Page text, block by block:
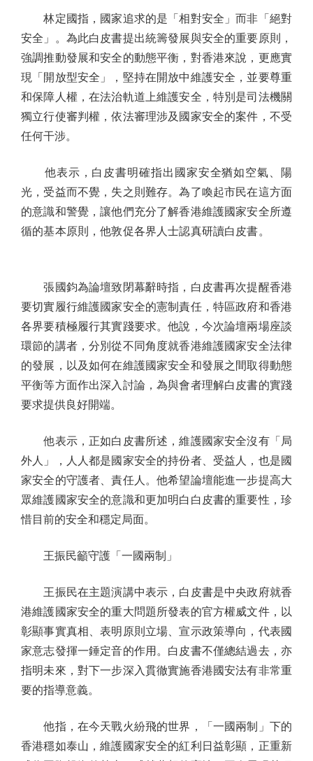
林定國指，國家追求的是「相對安全」而非「絕對
安全」。為此白皮書提出統籌發展與安全的重要原則，
強調推動發展和安全的動態平衡，對香港來說，更應實
現「開放型安全」，堅持在開放中維護安全，並要尊重
和保障人權，在法治軌道上維護安全，特別是司法機關
獨立行使審判權，依法審理涉及國家安全的案件，不受
任何干涉。
他表示，白皮書明確指出國家安全猶如空氣、陽
光，受益而不覺，失之則難存。為了喚起市民在這方面
的意識和警覺，讓他們充分了解香港維護國家安全所遵
循的基本原則，他敦促各界人士認真研讀白皮書。
張國鈞為論壇致閉幕辭時指，白皮書再次提醒香港
要切實履行維護國家安全的憲制責任，特區政府和香港
各界要積極履行其實踐要求。他說，今次論壇兩場座談
環節的講者，分別從不同角度就香港維護國家安全法律
的發展，以及如何在維護國家安全和發展之間取得動態
平衡等方面作出深入討論，為與會者理解白皮書的實踐
要求提供良好開端。
他表示，正如白皮書所述，維護國家安全沒有「局
外人」，人人都是國家安全的持份者、受益人，也是國
家安全的守護者、責任人。他希望論壇能進一步提高大
眾維護國家安全的意識和更加明白白皮書的重要性，珍
惜目前的安全和穩定局面。
王振民籲守護「一國兩制」
王振民在主題演講中表示，白皮書是中央政府就香
港維護國家安全的重大問題所發表的官方權威文件，以
彰顯事實真相、表明原則立場、宣示政策導向，代表國
家意志發揮一錘定音的作用。白皮書不僅總結過去，亦
指明未來，對下一步深入貫徹實施香港國安法有非常重
要的指導意義。
他指，在今天戰火紛飛的世界，「一國兩制」下的
香港穩如泰山，維護國家安全的紅利日益彰顯，正重新